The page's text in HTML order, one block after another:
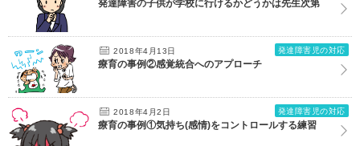
発達障害の子供が学校に行けるかどうかは先生次第
2018年4月13日 発達障害児の対応
療育の事例②感覚統合へのアプローチ
2018年4月2日 発達障害児の対応
療育の事例①気持ち(感情)をコントロールする練習